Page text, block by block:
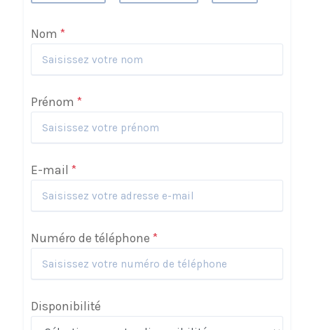
Nom *
Prénom *
E-mail *
Numéro de téléphone *
Disponibilité